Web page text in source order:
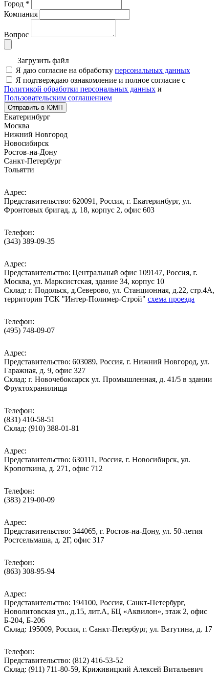
Город *
Компания
Вопрос
Загрузить файл
Я даю согласие на обработку персональных данных
Я подтверждаю ознакомление и полное согласие с
Политикой обработки персональных данных и
Пользовательским соглашением
Отправить в ЮМП
Екатеринбург
Москва
Нижний Новгород
Новосибирск
Ростов-на-Дону
Санкт-Петербург
Тольятти
Адрес:
Представительство: 620091, Россия, г. Екатеринбург, ул.
Фронтовых бригад, д. 18, корпус 2, офис 603
Телефон:
(343) 389-09-35
Адрес:
Представительство: Центральный офис 109147, Россия, г.
Москва, ул. Марксистская, здание 34, корпус 10
Cклад: г. Подольск, д.Северово, ул. Станционная, д.22, стр.4А,
территория ТСК "Интер-Полимер-Строй" схема проезда
Телефон:
(495) 748-09-07
Адрес:
Представительство: 603089, Россия, г. Нижний Новгород, ул.
Гаражная, д. 9, офис 327
Склад: г. Новочебоксарск ул. Промышленная, д. 41/5 в здании
Фруктохранилища
Телефон:
(831) 410-58-51
Склад: (910) 388-01-81
Адрес:
Представительство: 630111, Россия, г. Новосибирск, ул.
Кропоткина, д. 271, офис 712
Телефон:
(383) 219-00-09
Адрес:
Представительство: 344065, г. Ростов-на-Дону, ул. 50-летия
Ростсельмаша, д. 2Г, офис 317
Телефон:
(863) 308-95-94
Адрес:
Представительство: 194100, Россия, Санкт-Петербург,
Новолитовская ул., д.15, лит.А, БЦ «Аквилон», этаж 2, офис
Б-204, Б-206
Склад: 195009, Россия, г. Санкт-Петербург, ул. Ватутина, д. 17
Телефон:
Представительство: (812) 416-53-52
Склад: (911) 711-80-59, Криживицкий Алексей Витальевич